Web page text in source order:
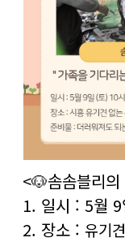
<🐶솜솜블리
1. 일시 : 5월
2. 장소 : 유기